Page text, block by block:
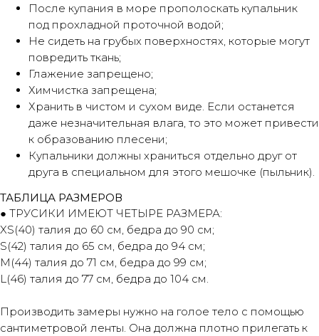
После купания в море прополоскать купальник
под прохладной проточной водой;
Не сидеть на грубых поверхностях, которые могут
повредить ткань;
Глажение запрещено;
Химчистка запрещена;
Хранить в чистом и сухом виде. Если останется
даже незначительная влага, то это может привести
к образованию плесени;
Купальники должны храниться отдельно друг от
друга в специальном для этого мешочке (пыльник).
ТАБЛИЦА РАЗМЕРОВ
● ТРУСИКИ ИМЕЮТ ЧЕТЫРЕ РАЗМЕРА:
XS(40) талия до 60 см, бедра до 90 см;
S(42) талия до 65 см, бедра до 94 см;
М(44) талия до 71 см, бедра до 99 см;
L(46) талия до 77 см, бедра до 104 см.
Производить замеры нужно на голое тело с помощью
сантиметровой ленты. Она должна плотно прилегать к
Без комиссий и переплат
Как обычная оплата картой
Понятно